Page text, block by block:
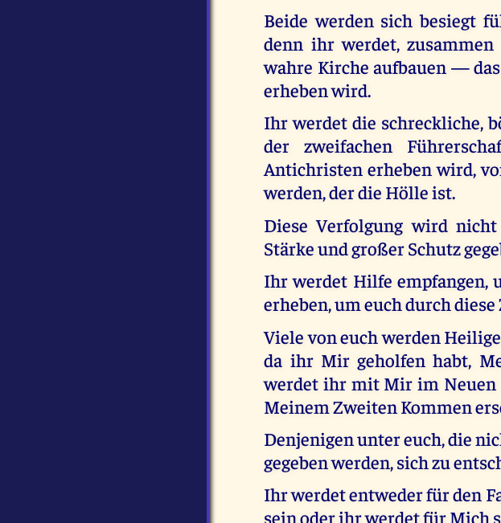
Beide werden sich besiegt
denn ihr werdet,
wahre Kirche aufbauen —
erheben wird.
Ihr werdet die schreckliche,
der zweifachen
Antichristen erheben wird,
werden, der die Hölle ist.
Diese Verfolgung wird
Stärke und großer Schutz
Ihr werdet Hilfe empfangen,
erheben, um euch durch
Viele von euch werden
da ihr Mir geholfen habt,
werdet ihr mit Mir im Neuen
Meinem Zweiten Kommen
Denjenigen unter euch, die
gegeben werden, sich zu
Ihr werdet entweder für den
sein oder ihr werdet für Mich